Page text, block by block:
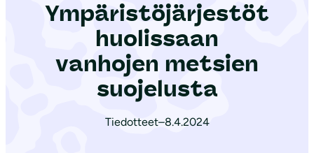
Ym­pä­ris­tö­jär­jes­töt
huolissaan
vanhojen metsien
suojelusta
Tiedotteet–8.4.2024